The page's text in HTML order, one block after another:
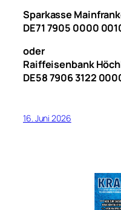
Sparkasse
DE71 7905 0000
oder
Raiffeisenbank
DE58 7906 3122
16. Juni 2026